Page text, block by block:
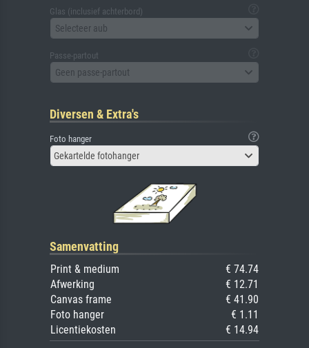
Glas (inclusief achterbord)
Selecteer aub
Passe-partout
Geen passe-partout
Diversen & Extra's
Foto hanger
Gekartelde fotohanger
Samenvatting
Print & medium
€ 74.74
Afwerking
€ 12.71
Canvas frame
€ 41.90
Foto hanger
€ 1.11
Licentiekosten
€ 14.94